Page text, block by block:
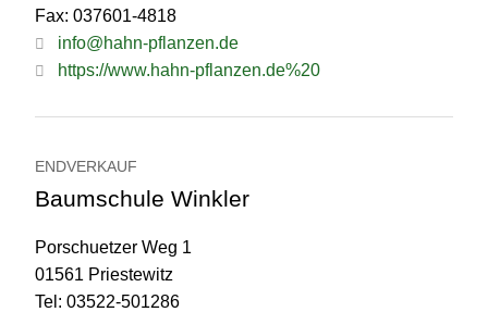
Fax: 037601-4818
info@hahn-pflanzen.de
https://www.hahn-pflanzen.de%20
ENDVERKAUF
Baumschule Winkler
Porschuetzer Weg 1
01561 Priestewitz
Tel: 03522-501286